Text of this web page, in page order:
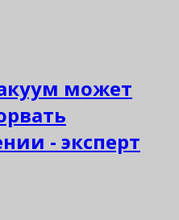
может
- эксперт